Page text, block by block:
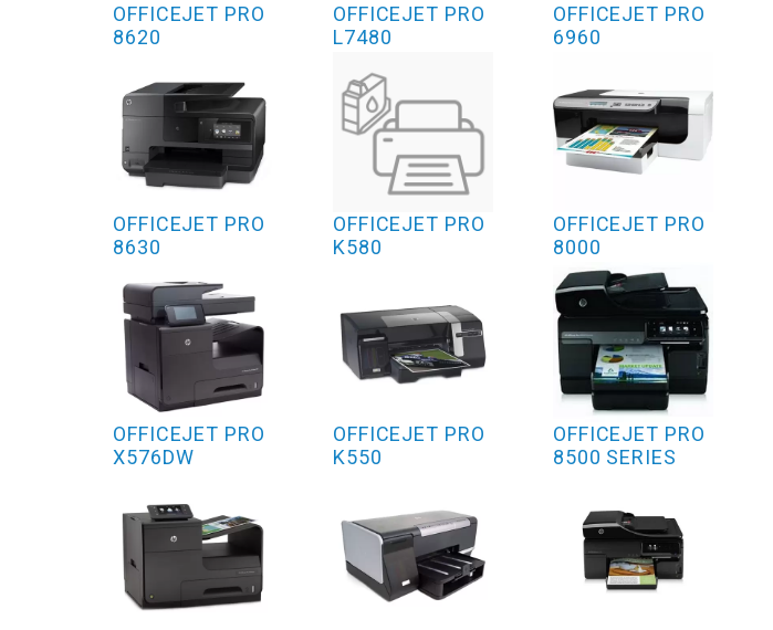
OFFICEJET PRO
8620
OFFICEJET PRO
8630
OFFICEJET PRO
X576DW
OFFICEJET PRO
L7480
OFFICEJET PRO
K580
OFFICEJET PRO
K550
OFFICEJET PRO
6960
OFFICEJET PRO
8000
ENTERPRISE
OFFICEJET PRO
8500 SERIES